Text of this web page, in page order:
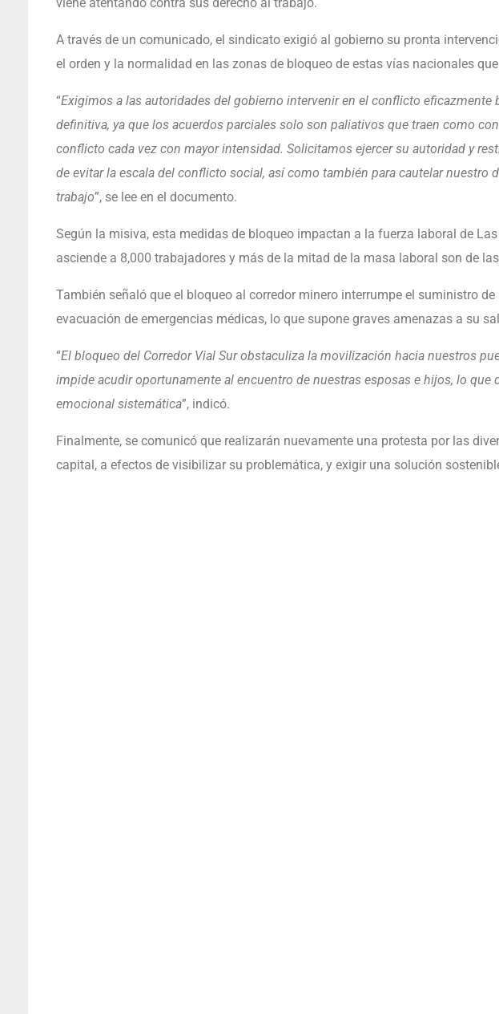
A través de un comunicado, el sindicato exigió al gobierno su pronta
el orden y la normalidad en las zonas de bloqueo de estas vías nacionales
“Exigimos a las autoridades del gobierno intervenir en el conflicto eficazmente
definitiva, ya que los acuerdos parciales solo son paliativos que traen como
conflicto cada vez con mayor intensidad. Solicitamos ejercer su autoridad y
de evitar la escala del conflicto social, así como también para cautelar nuestro
trabajo”, se lee en el documento.
Según la misiva, esta medidas de bloqueo impactan a la fuerza laboral de
asciende a 8,000 trabajadores y más de la mitad de la masa laboral son de
También señaló que el bloqueo al corredor minero interrumpe el suministro
evacuación de emergencias médicas, lo que supone graves amenazas a su
“El bloqueo del Corredor Vial Sur obstaculiza la movilización hacia nuestros
impide acudir oportunamente al encuentro de nuestras esposas e hijos, lo que
emocional sistemática”, indicó.
Finalmente, se comunicó que realizarán nuevamente una protesta por las
capital, a efectos de visibilizar su problemática, y exigir una solución